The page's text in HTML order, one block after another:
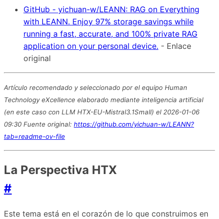
GitHub - yichuan-w/LEANN: RAG on Everything
with LEANN. Enjoy 97% storage savings while
running a fast, accurate, and 100% private RAG
application on your personal device. - Enlace
original
Artículo recomendado y seleccionado por el equipo Human
Technology eXcellence elaborado mediante inteligencia artificial
(en este caso con LLM HTX-EU-Mistral3.1Small) el 2026-01-06
09:30 Fuente original: https://github.com/yichuan-w/LEANN?
tab=readme-ov-file
La Perspectiva HTX
#
Este tema está en el corazón de lo que construimos en